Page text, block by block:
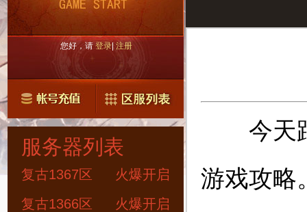
您好，请登录|注册
服务器列表
复古1367区
火爆开启
复古1366区
火爆开启
今天跟
游戏攻略